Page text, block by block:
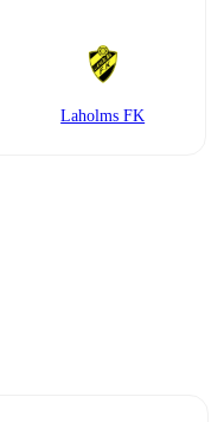
Laholms FK